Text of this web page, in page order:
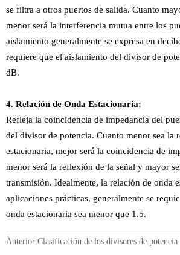
se filtra a otros puertos de salida. Cuanto
menor será la interferencia mutua entre los
aislamiento generalmente se expresa en
requiere que el aislamiento del divisor de
dB.
4. Relación de Onda Estacionaria:
Refleja la coincidencia de impedancia del
del divisor de potencia. Cuanto menor sea la
estacionaria, mejor será la coincidencia de
menor será la reflexión de la señal y mayor
transmisión. Idealmente, la relación de onda
aplicaciones prácticas, generalmente se
onda estacionaria sea menor que 1.5.
Anterior:Clasificación de los divisores de potencia